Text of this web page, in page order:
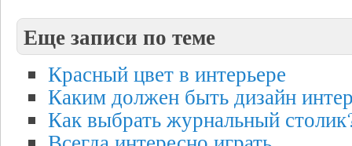
Еще записи по теме
Красный цвет в интерьере
Каким должен быть дизайн
Как выбрать журнальный